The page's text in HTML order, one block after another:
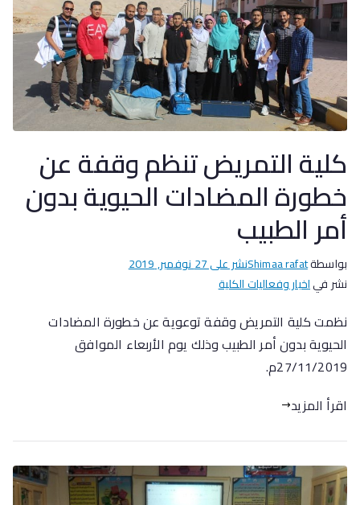
كلية التمريض تنظم وقفة عن
خطورة المضادات الحيوية بدون
أمر الطبيب
بواسطةShimaa rafatنشر على27 نوفمبر, 2019
نشر فياخبار وفعاليات الكلية
نظمت كلية التمريض وقفة توعوية عن خطورة المضادات
الحيوية بدون أمر الطبيب وذلك يوم الأربعاء الموافق
27/11/2019م.
اقرأ المزيد